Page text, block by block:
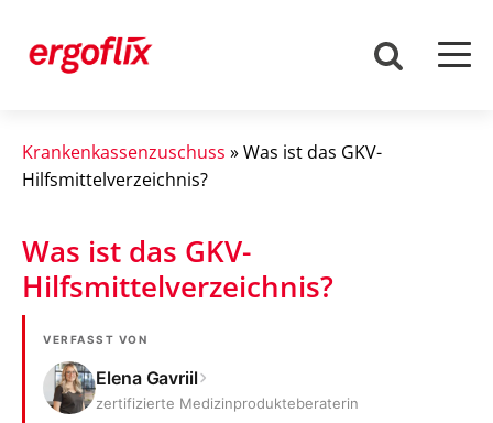
Krankenkassenzuschuss »Was ist das GKV-
Hilfsmittelverzeichnis?
Was ist das GKV-
Hilfsmittelverzeichnis?
VERFASST VON
Elena Gavriil
zertifizierte Medizinprodukteberaterin